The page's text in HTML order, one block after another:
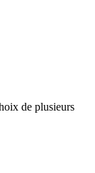
de plusieurs